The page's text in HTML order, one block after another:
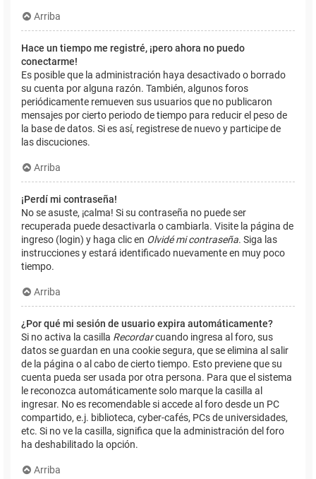
Arriba
Hace un tiempo me registré, ¡pero ahora no puedo
conectarme!
Es posible que la administración haya desactivado o borrado
su cuenta por alguna razón. También, algunos foros
periódicamente remueven sus usuarios que no publicaron
mensajes por cierto periodo de tiempo para reducir el peso de
la base de datos. Si es así, registrese de nuevo y participe de
las discuciones.
Arriba
¡Perdí mi contraseña!
No se asuste, ¡calma! Si su contraseña no puede ser
recuperada puede desactivarla o cambiarla. Visite la página de
ingreso (login) y haga clic en Olvidé mi contraseña. Siga las
instrucciones y estará identificado nuevamente en muy poco
tiempo.
Arriba
¿Por qué mi sesión de usuario expira automáticamente?
Si no activa la casilla Recordarcuando ingresa al foro, sus
datos se guardan en una cookie segura, que se elimina al salir
de la página o al cabo de cierto tiempo. Esto previene que su
cuenta pueda ser usada por otra persona. Para que el sistema
le reconozca automáticamente solo marque la casilla al
ingresar. No es recomendable si accede al foro desde un PC
compartido, e.j. biblioteca, cyber-cafés, PCs de universidades,
etc. Si no ve la casilla, significa que la administración del foro
ha deshabilitado la opción.
Arriba